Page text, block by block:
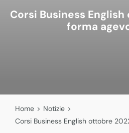
Corsi Business
forma
Home > Notizie >
Corsi Business English ottobre